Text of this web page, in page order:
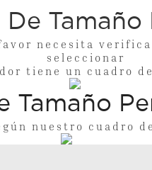
De Tamaño
verificar
seleccionar
tiene un cuadro
Tamaño
nuestro cuadro